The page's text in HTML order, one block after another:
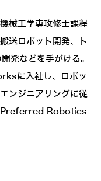
械工学専攻修士課程
送ロボット開発、ト
発などを手がける。
に入社し、ロボッ
ンジニアリングに従
Preferred Robotics